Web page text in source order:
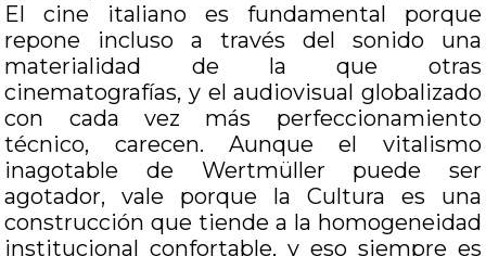
El cine italiano es fundamental porque
repone incluso a través del sonido una
materialidad de la que otras
cinematografías, y el audiovisual globalizado
con cada vez más perfeccionamiento
técnico, carecen. Aunque el vitalismo
inagotable de Wertmüller puede ser
agotador, vale porque la Cultura es una
construcción que tiende a la homogeneidad
institucional confortable, y eso siempre es